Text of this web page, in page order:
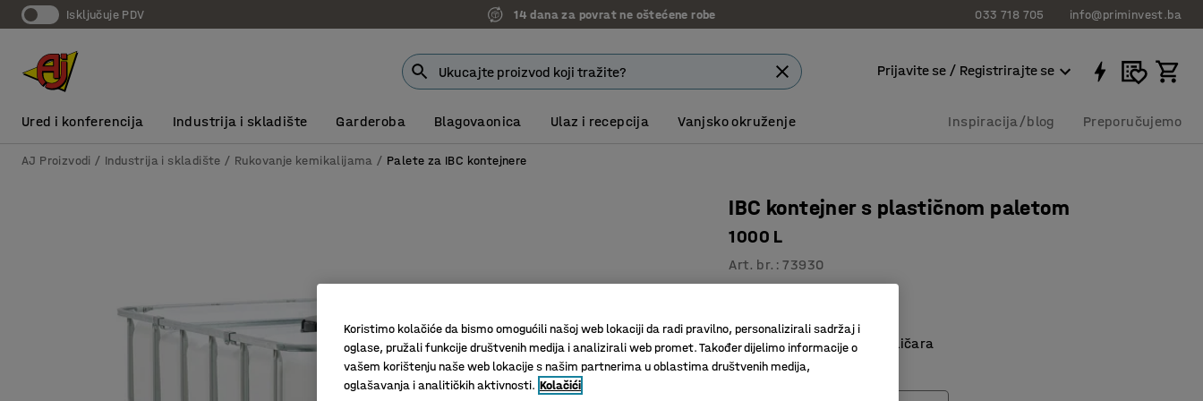
Isključuje PDV 14 dana za povrat ne oštećene robe 033 718 705 info@priminvest.ba
Prijavite se / Registrirajte se
Ured i konferencija Industrija i skladište Garderoba Blagovaonica Ulaz i recepcija Vanjsko okruženje Inspiracija/blog Preporučujemo
AJ Proizvodi Industrija i skladište Rukovanje kemikalijama Palete za IBC kontejnere
IBC kontejner s plastičnom paletom
1000 L
Art. br. :73930
UN odobreno
Premještanje pomoću viličara
Koristimo kolačiće da bismo omogućili našoj web lokaciji da radi pravilno, personalizirali sadržaj i
oglase, pružali funkcije društvenih medija i analizirali web promet. Također dijelimo informacije o
vašem korištenju naše web lokacije s našim partnerima u oblastima društvenih medija,
oglašavanja i analitičkih aktivnosti. Kolačići